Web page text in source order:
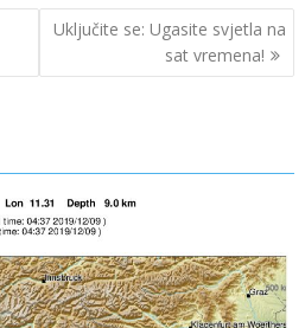
Uključite se: Ugasite svjetla na
sat vremena!